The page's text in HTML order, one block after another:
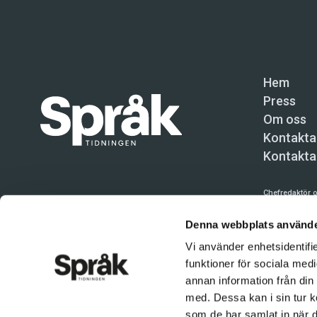
Denna webbplats
Vi använder
funktioner för sociala
annan information från
med. Dessa kan i sin tur
som de har samlat in när
Hem
Press
Om oss
Chefredaktör
Kundtjänst
Användning
tillåten.
©